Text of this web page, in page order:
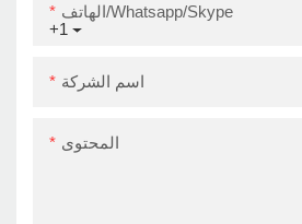
+1
الهاتف/Whatsapp/Skype
اسم الشركة
المحتوى